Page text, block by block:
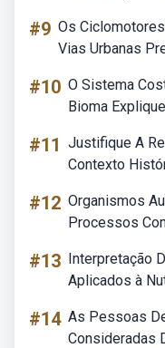
#9 Os
Vias Urbanas
#10 O Sistema
Bioma
#11 Justifique A
Contexto
#12 Organismos
Processos
#13 Interpretação
Aplicados à
#14 As Pessoas
Consideradas